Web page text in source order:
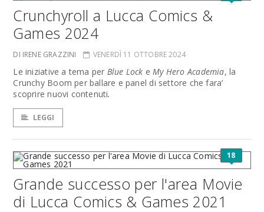
Crunchyroll a Lucca Comics &
Games 2024
DI IRENE GRAZZINI VENERDÌ 11 OTTOBRE 2024
Le iniziative a tema per Blue Lock e My Hero Academia, la
Crunchy Boom per ballare e panel di settore che fara’
scoprire nuovi contenuti.
LEGGI
18
Grande successo per l'area Movie
di Lucca Comics & Games 2021